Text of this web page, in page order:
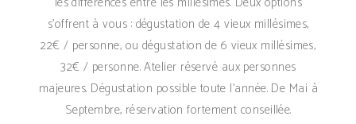
s'offrent à vous : dégustation de 4 vieux millésimes,
22€ / personne, ou dégustation de 6 vieux millésimes,
32€ / personne. Atelier réservé aux personnes
majeures. Dégustation possible toute l'année. De Mai à
Septembre, réservation fortement conseillée.